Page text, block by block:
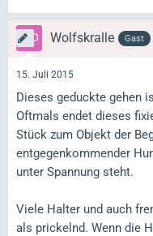
Wolfskralle Gast
15. Juli 2015
Dieses geduckte gehen
Oftmals endet dieses
Stück zum Objekt der
entgegenkommender
unter Spannung steht.
Viele Halter und auch
als prickelnd. Wenn die